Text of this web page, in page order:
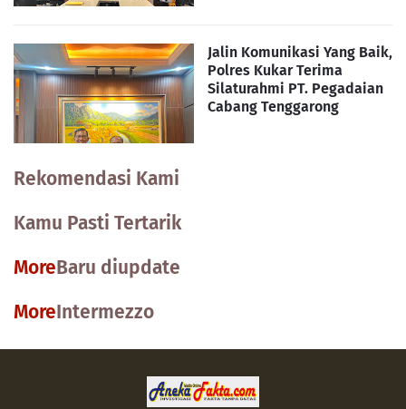
Jalin Komunikasi Yang Baik,
Polres Kukar Terima
Silaturahmi PT. Pegadaian
Cabang Tenggarong
Rekomendasi Kami
Kamu Pasti Tertarik
MoreBaru diupdate
MoreIntermezzo